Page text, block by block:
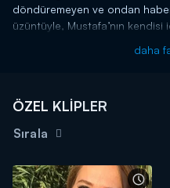
döndüremeyen ve ondan
üzüntüyle, Mustafa’nın
daha
ÖZEL KLİPLER
Sırala